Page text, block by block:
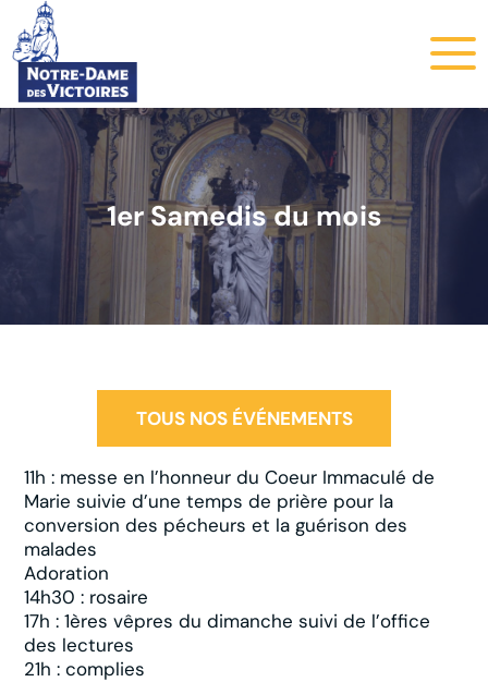
1er Samedis du mois
TOUS NOS ÉVÉNEMENTS
11h : messe en l’honneur du Coeur Immaculé de
Marie suivie d’une temps de prière pour la
conversion des pécheurs et la guérison des
malades
Adoration
14h30 : rosaire
17h : 1ères vêpres du dimanche suivi de l’office
des lectures
21h : complies